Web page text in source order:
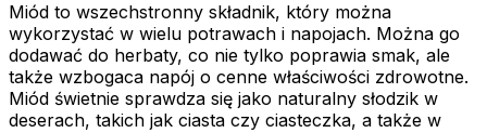
Miód to wszechstronny składnik, który można
wykorzystać w wielu potrawach i napojach. Można go
dodawać do herbaty, co nie tylko poprawia smak, ale
także wzbogaca napój o cenne właściwości zdrowotne.
Miód świetnie sprawdza się jako naturalny słodzik w
deserach, takich jak ciasta czy ciasteczka, a także w